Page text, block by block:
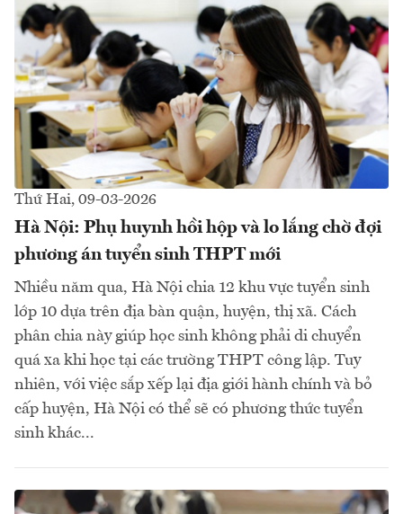
Thứ Hai, 09-03-2026
Hà Nội: Phụ huynh hồi hộp và lo lắng chờ đợi
phương án tuyển sinh THPT mới
Nhiều năm qua, Hà Nội chia 12 khu vực tuyển sinh
lớp 10 dựa trên địa bàn quận, huyện, thị xã. Cách
phân chia này giúp học sinh không phải di chuyển
quá xa khi học tại các trường THPT công lập. Tuy
nhiên, với việc sắp xếp lại địa giới hành chính và bỏ
cấp huyện, Hà Nội có thể sẽ có phương thức tuyển
sinh khác...